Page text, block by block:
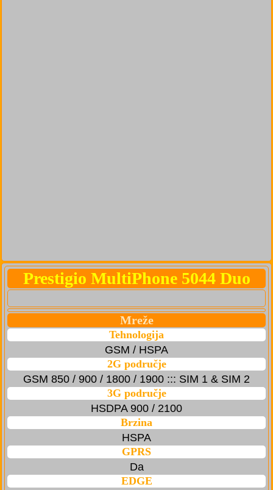
Prestigio MultiPhone 5044 Duo
Mreže
Tehnologija
GSM / HSPA
2G područje
GSM 850 / 900 / 1800 / 1900 ::: SIM 1 & SIM 2
3G područje
HSDPA 900 / 2100
Brzina
HSPA
GPRS
Da
EDGE